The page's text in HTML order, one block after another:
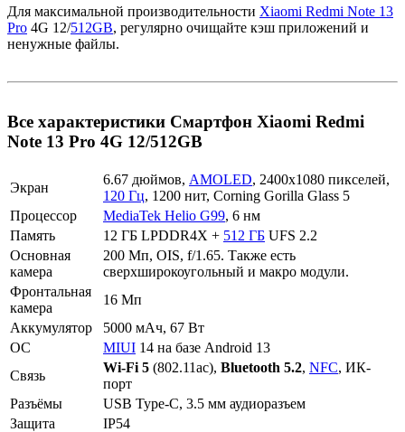
Для максимальной производительности Xiaomi Redmi Note 13
Pro 4G 12/512GB, регулярно очищайте кэш приложений и
ненужные файлы.
Все характеристики Смартфон Xiaomi Redmi
Note 13 Pro 4G 12/512GB
Экран
6.67 дюймов, AMOLED, 2400x1080 пикселей,
120 Гц, 1200 нит, Corning Gorilla Glass 5
Процессор
MediaTek Helio G99, 6 нм
Память
12 ГБ LPDDR4X + 512 ГБ UFS 2.2
Основная
камера
200 Мп, OIS, f/1.65. Также есть
сверхширокоугольный и макро модули.
Фронтальная
камера
16 Мп
Аккумулятор
5000 мАч, 67 Вт
ОС
MIUI 14 на базе Android 13
Связь
Wi-Fi 5 (802.11ac), Bluetooth 5.2, NFC, ИК-
порт
Разъёмы
USB Type-C, 3.5 мм аудиоразъем
Защита
IP54